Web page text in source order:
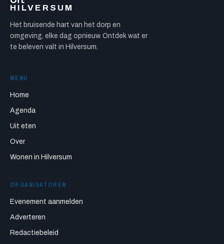
HILVERSUM
Het bruisende hart van het dorp en
omgeving, elke dag opnieuw. Ontdek wat er
te beleven valt in Hilversum.
MENU
Home
Agenda
Uit eten
Over
Wonen in Hilversum
ORGANISATOREN
Evenement aanmelden
Adverteren
Redactiebeleid